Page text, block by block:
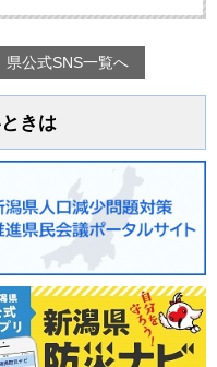
県公式SNS一覧へ
きは